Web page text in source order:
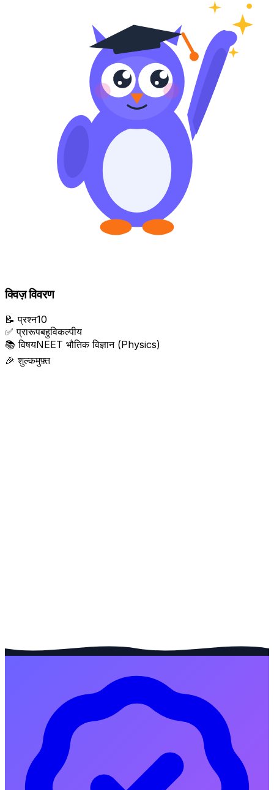
क्विज़ विवरण
📝 प्रश्न10
✅ प्रारूपबहुविकल्पीय
📚 विषयNEET भौतिक विज्ञान (Physics)
🎉 शुल्कमुफ़्त